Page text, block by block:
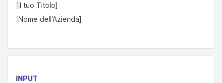
[Il tuo Titolo]
[Nome dell'Azienda]
INPUT